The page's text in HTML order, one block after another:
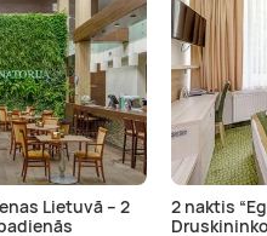
Lietuvā – 2
2 naktis